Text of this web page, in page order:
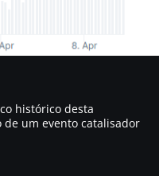
histórico desta
de um evento catalisador